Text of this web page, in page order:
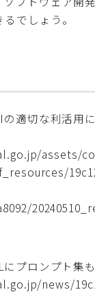
でしょう。
適切な利活用
assets/
プロンプト集も
news/